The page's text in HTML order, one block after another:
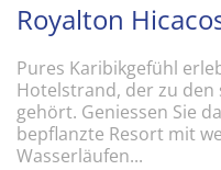
Royalton
Pures Karibikgefühl
Hotelstrand, der zu
gehört. Geniessen Sie
bepflanzte Resort mit
Wasserläufen...